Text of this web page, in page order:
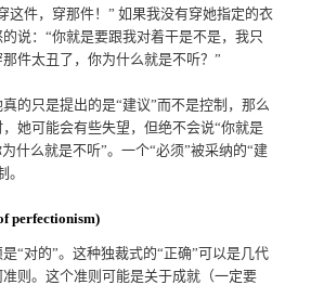
这件，穿那件！” 如果我没有穿她指定的衣
说：“你就是要跟我对着干是不是，我只
件太丑了，你为什么就是不听？”
的只是提出的是“建议”而不是控制，那么
她可能会有些失望，但绝不会说“你就是
什么就是不听”。一个“必须”被采纳的“建
perfectionism)
“对的”。这种独裁式的“正确”可以是几代
则。这个准则可能是关于成就（一定要